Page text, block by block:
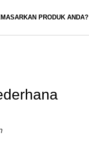
PRODUK ANDA?